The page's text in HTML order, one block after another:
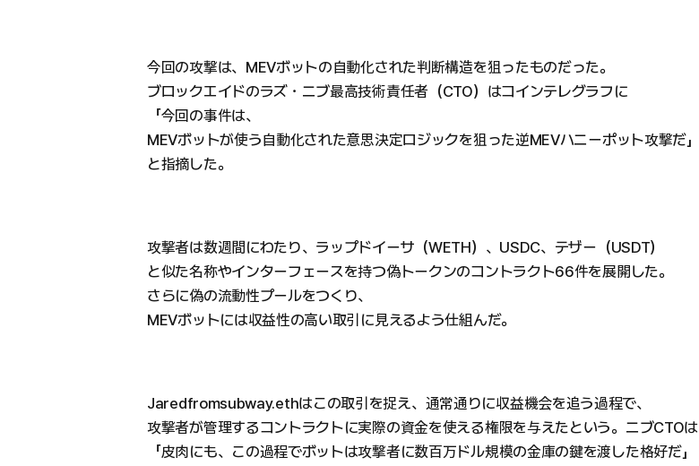
今回の攻撃は、MEVボットの自動化された判断構造を狙ったものだった。
ブロックエイドのラズ・ニブ最高技術責任者（CTO）はコインテレグラフに
「今回の事件は、
MEVボットが使う自動化された意思決定ロジックを狙った逆MEVハニーポット攻撃だ」
と指摘した。
攻撃者は数週間にわたり、ラップドイーサ（WETH）、USDC、テザー（USDT）
と似た名称やインターフェースを持つ偽トークンのコントラクト66件を展開した。
さらに偽の流動性プールをつくり、
MEVボットには収益性の高い取引に見えるよう仕組んだ。
Jaredfromsubway.ethはこの取引を捉え、通常通りに収益機会を追う過程で、
攻撃者が管理するコントラクトに実際の資金を使える権限を与えたという。ニブCTOは
「皮肉にも、この過程でボットは攻撃者に数百万ドル規模の金庫の鍵を渡した格好だ」